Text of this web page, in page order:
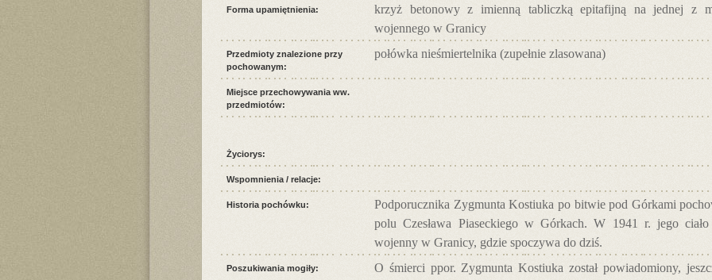
Forma upamiętnienia:
krzyż betonowy z imienną tabliczką epitafijną na jednej z
wojennego w Granicy
Przedmioty znalezione przy
pochowanym:
połówka nieśmiertelnika (zupełnie zlasowana)
Miejsce przechowywania ww.
przedmiotów:
Życiorys:
Wspomnienia / relacje:
Historia pochówku:
Podporucznika Zygmunta Kostiuka po bitwie pod Górkami
polu Czesława Piaseckiego w Górkach. W 1941 r. jego
wojenny w Granicy, gdzie spoczywa do dziś.
Poszukiwania mogiły:
O śmierci ppor. Zygmunta Kostiuka został powiadomiony,